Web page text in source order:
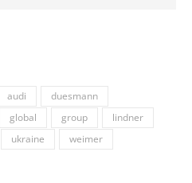
audi
duesmann
global group
lindner
ukraine
weimer